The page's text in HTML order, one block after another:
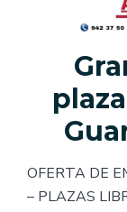
OFERTA DE
– PLAZAS